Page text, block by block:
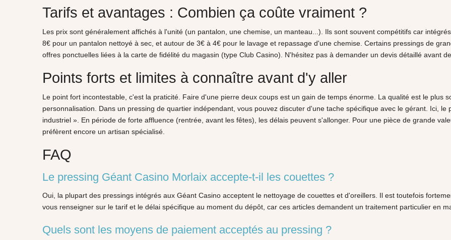
Tarifs et avantages : Combien ça coûte vraiment ?
Les prix sont généralement affichés à l'unité (un pantalon, une chemise, un manteau...). Ils sont souvent compétitifs car
8€ pour un pantalon nettoyé à sec, et autour de 3€ à 4€ pour le lavage et repassage d'une chemise. Certains pressings de
offres ponctuelles liées à la carte de fidélité du magasin (type Club Casino). N'hésitez pas à demander un devis détaillé avant
Points forts et limites à connaître avant d'y aller
Le point fort incontestable, c'est la praticité. Faire d'une pierre deux coups est un gain de temps énorme. La qualité est le plus
personnalisation. Dans un pressing de quartier indépendant, vous pouvez discuter d'une tache spécifique avec le gérant. Ici,
industriel ». En période de forte affluence (rentrée, avant les fêtes), les délais peuvent s'allonger. Pour une pièce de grande
préfèrent encore un artisan spécialisé.
FAQ
Le pressing Géant Casino Morlaix accepte-t-il les couettes ?
Oui, la plupart des pressings intégrés aux Géant Casino acceptent le nettoyage de couettes et d'oreillers. Il est toutefois
vous renseigner sur le tarif et le délai spécifique au moment du dépôt, car ces articles demandent un traitement particulier en
Quels sont les moyens de paiement acceptés au pressing ?